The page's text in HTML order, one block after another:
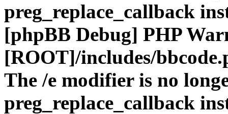
preg_replace_callback
[phpBB Debug] PHP
[ROOT]/includes/
The /e modifier is no
preg_replace_callback